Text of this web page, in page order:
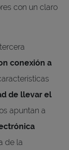
con un claro
conexión a
de llevar el
apuntan a
de la